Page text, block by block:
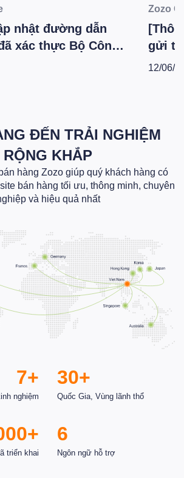
nhật đường dẫn
xác thực Bộ Công
thống mới -
Zozo
gửi
Zozo
12/06/
ĐẾN TRẢI NGHIỆM
RỘNG KHẮP
hàng Zozo giúp quý khách hàng có
bán hàng tối ưu, thông minh, chuyên
và hiệu quả nhất
7+
nghiệm
triển khai
30+
Quốc Gia, Vùng lãnh thổ
6
Ngôn ngữ hỗ trợ